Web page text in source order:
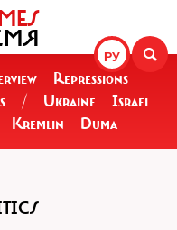
РУ
Repressions
/ Ukraine
Israel
Kremlin Duma